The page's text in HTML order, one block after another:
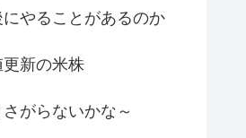
やることがあるのか
更新の米株
がらないかな～